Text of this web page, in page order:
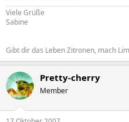
Viele Grüße
Sabine
Gibt dir das Leben Zitronen, mach
Pretty-cherry
Member